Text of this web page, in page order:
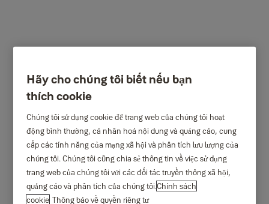
Hãy cho chúng tôi biết nếu bạn
thích cookie
Chúng tôi sử dụng cookie để trang web của chúng tôi hoạt
động bình thường, cá nhân hoá nội dung và quảng cáo, cung
cấp các tính năng của mạng xã hội và phân tích lưu lượng của
chúng tôi. Chúng tôi cũng chia sẻ thông tin về việc sử dụng
trang web của chúng tôi với các đối tác truyền thông xã hội,
quảng cáo và phân tích của chúng tôi.Chính sách
cookie Thông báo về quyền riêng tư